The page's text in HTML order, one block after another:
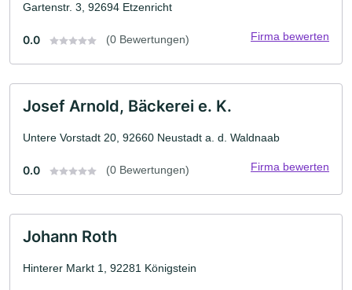
Gartenstr. 3, 92694 Etzenricht
0.0 (0 Bewertungen) Firma bewerten
Josef Arnold, Bäckerei e. K.
Untere Vorstadt 20, 92660 Neustadt a. d. Waldnaab
0.0 (0 Bewertungen) Firma bewerten
Johann Roth
Hinterer Markt 1, 92281 Königstein